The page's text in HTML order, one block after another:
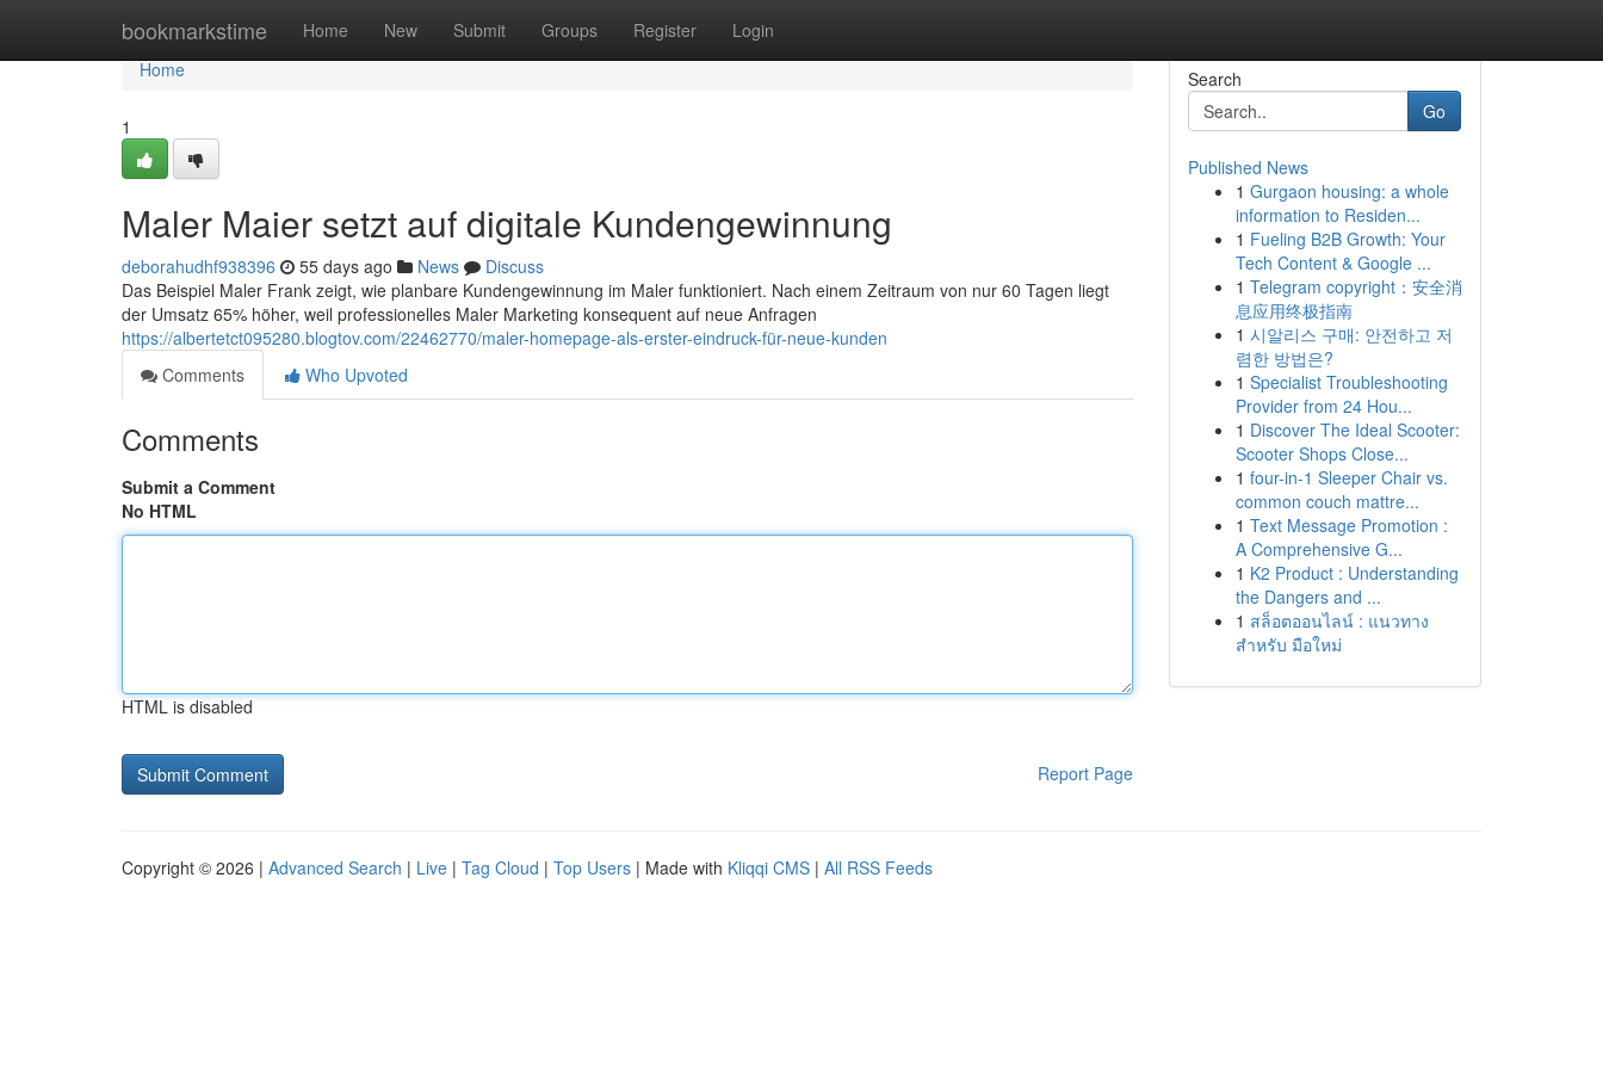
bookmarkstime Home New Submit Groups Register Login
Home
Home
1
Maler Maier setzt auf digitale Kundengewinnung
deborahudhf938396 55 days ago News
Discuss
Das Beispiel Maler Frank zeigt, wie planbare Kundengewinnung im Maler funktioniert. Nach einem Zeitraum von nur 60 Tagen liegt
der Umsatz 65% höher, weil professionelles Maler Marketing konsequent auf neue Anfragen
https://albertetct095280.blogtov.com/22462770/maler-homepage-als-erster-eindruck-für-neue-kunden
Comments
Who Upvoted
Comments
Submit a Comment
No HTML
HTML is disabled
Report Page
Search
Go
Published News
1 Gurgaon housing: a whole
information to Residen...
1 Fueling B2B Growth: Your
Tech Content & Google ...
1 Telegram copyright：安全消
息应用终极指南
1 시알리스 구매: 안전하고 저
렴한 방법은?
1 Specialist Troubleshooting
Provider from 24 Hou...
1 Discover The Ideal Scooter:
Scooter Shops Close...
1 four-in-1 Sleeper Chair vs.
common couch mattre...
1 Text Message Promotion :
A Comprehensive G...
1 K2 Product : Understanding
the Dangers and ...
1 สล็อตออนไลน์ : แนวทาง
สำหรับ มือใหม่
Copyright © 2026 | Advanced Search | Live | Tag Cloud | Top Users | Made with Kliqqi CMS | All RSS Feeds